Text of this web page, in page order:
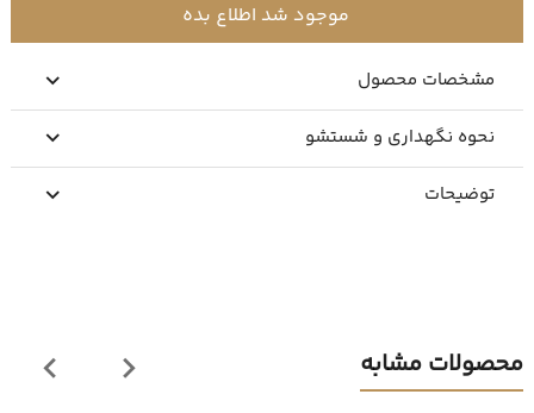
موجود شد اطلاع بده
مشخصات محصول
نحوه نگهداری و شستشو
توضیحات
محصولات مشابه